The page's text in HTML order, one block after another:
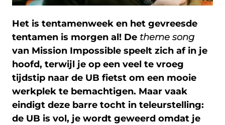
Het is tentamenweek en het gevreesde
tentamen is morgen al! De theme song
van Mission Impossible speelt zich af in je
hoofd, terwijl je op een veel te vroeg
tijdstip naar de UB fietst om een mooie
werkplek te bemachtigen. Maar vaak
eindigt deze barre tocht in teleurstelling:
de UB is vol, je wordt geweerd omdat je